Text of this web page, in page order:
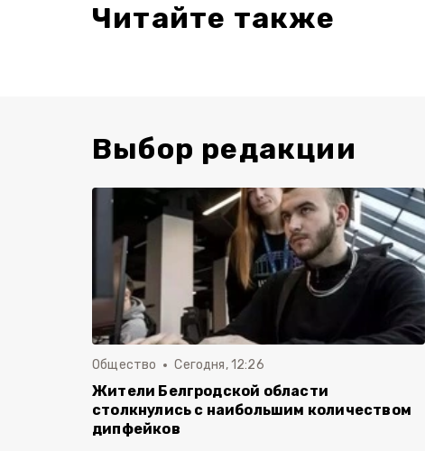
Читайте также
Выбор редакции
Общество Сегодня, 12:26
Жители Белгродской области
столкнулись с наибольшим количеством
дипфейков